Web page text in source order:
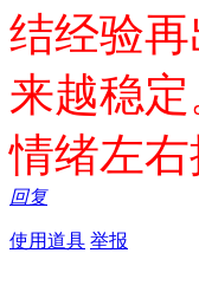
结经验
来越稳
情绪左
回复
使用道具 举报